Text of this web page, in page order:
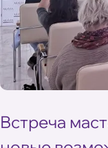
Встреча